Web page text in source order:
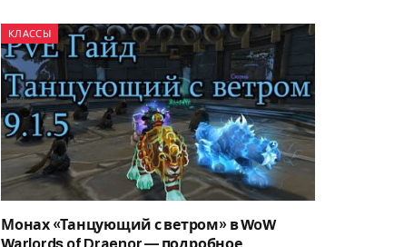
КЛАССЫ
Монах «Танцующий с ветром» в WoW
Warlords of Draenor — подробное